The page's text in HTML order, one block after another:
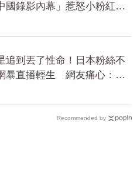
國錄影內幕」惹怒小粉紅：
追到丟了性命！日本粉絲不
暴直播輕生 網友痛心：文
Recommended by